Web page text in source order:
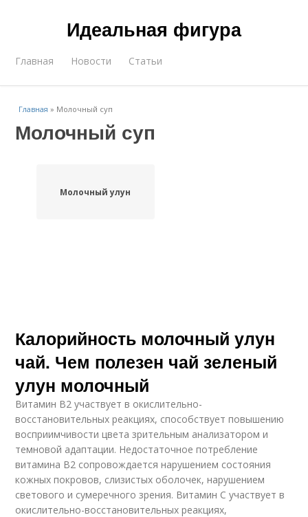
Идеальная фигура
Главная Новости Статьи
Главная » Молочный суп
Молочный суп
Молочный улун
Калорийность молочный улун
чай. Чем полезен чай зеленый
улун молочный
Витамин В2 участвует в окислительно-
восстановительных реакциях, способствует повышению
восприимчивости цвета зрительным анализатором и
темновой адаптации. Недостаточное потребление
витамина В2 сопровождается нарушением состояния
кожных покровов, слизистых оболочек, нарушением
светового и сумеречного зрения. Витамин С участвует в
окислительно-восстановительных реакциях,